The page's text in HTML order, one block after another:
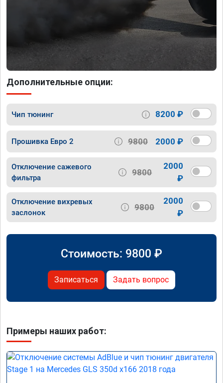
Дополнительные опции:
Чип тюнинг 8200 ₽
Прошивка Евро 2 9800 2000 ₽
Отключение сажевого
фильтра
9800
2000
₽
Отключение вихревых
заслонок
9800
2000
₽
Стоимость: 9800 ₽
Записаться Задать вопрос
Примеры наших работ: